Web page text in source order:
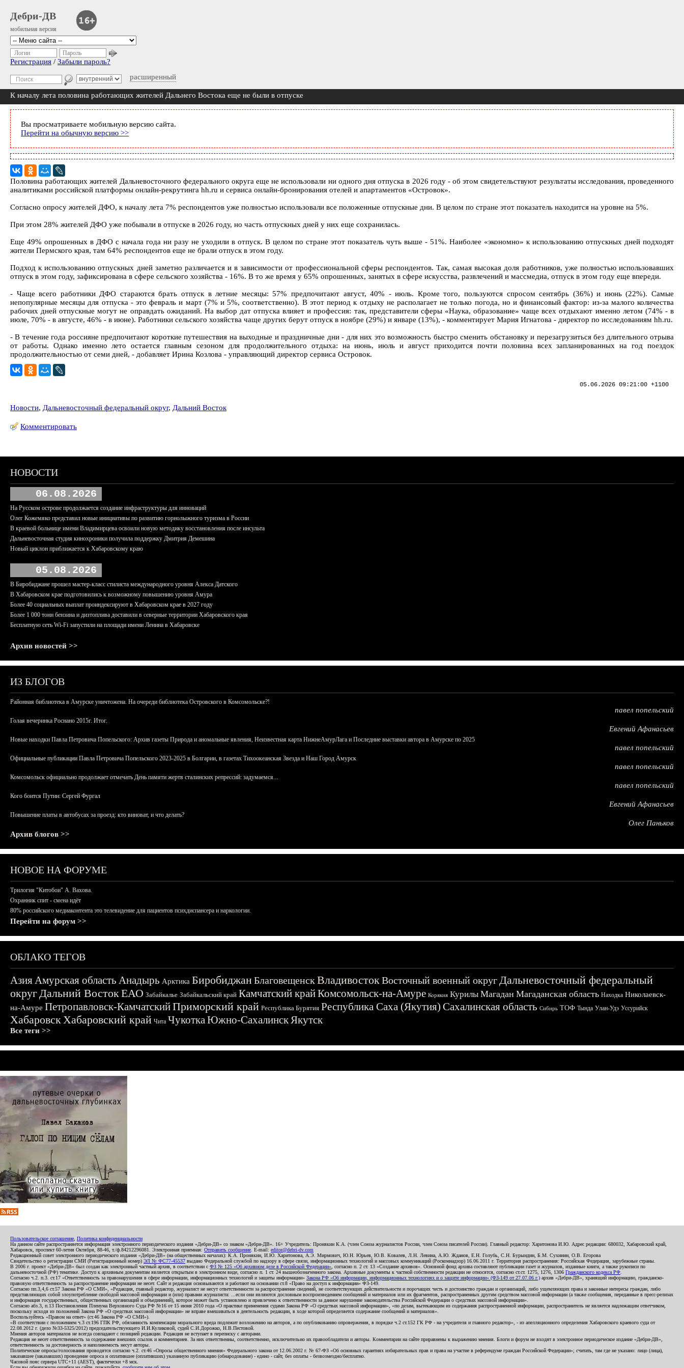
Дебри-ДВ
мобильная версия
расширенный
Логин Пароль
Регистрация / Забыли пароль?
К началу лета половина работающих жителей Дальнего Востока еще не были в отпуске
Вы просматриваете мобильную версию сайта.
Перейти на обычную версию >>
Половина работающих жителей Дальневосточного федерального округа еще не использовали ни одного дня отпуска в 2026 году - об этом свидетельствуют результаты исследования, проведенного
аналитиками российской платформы онлайн-рекрутинга hh.ru и сервиса онлайн-бронирования отелей и апартаментов «Островок».
Согласно опросу жителей ДФО, к началу лета 7% респондентов уже полностью использовали все положенные отпускные дни. В целом по стране этот показатель находится на уровне на 5%.
При этом 28% жителей ДФО уже побывали в отпуске в 2026 году, но часть отпускных дней у них еще сохранилась.
Еще 49% опрошенных в ДФО с начала года ни разу не уходили в отпуск. В целом по стране этот показатель чуть выше - 51%. Наиболее «экономно» к использованию отпускных дней подходят
жители Пермского края, там 64% респондентов еще не брали отпуск в этом году.
Подход к использованию отпускных дней заметно различается и в зависимости от профессиональной сферы респондентов. Так, самая высокая доля работников, уже полностью использовавших
отпуск в этом году, зафиксирована в сфере сельского хозяйства - 16%. В то же время у 65% опрошенных, занятых в сфере искусства, развлечений и массмедиа, отпуск в этом году еще впереди.
- Чаще всего работники ДФО стараются брать отпуск в летние месяцы: 57% предпочитают август, 40% - июль. Кроме того, пользуются спросом сентябрь (36%) и июнь (22%). Самые
непопулярные месяцы для отпуска - это февраль и март (7% и 5%, соответственно). В этот период к отдыху не располагает не только погода, но и финансовый фактор: из-за малого количества
рабочих дней отпускные могут не оправдать ожиданий. На выбор дат отпуска влияет и профессия: так, представители сферы «Наука, образование» чаще всех отдыхают именно летом (74% - в
июле, 70% - в августе, 46% - в июне). Работники сельского хозяйства чаще других берут отпуск в ноябре (29%) и январе (13%), - комментирует Мария Игнатова - директор по исследованиям hh.ru.
- В течение года россияне предпочитают короткие путешествия на выходные и праздничные дни - для них это возможность быстро сменить обстановку и перезагрузиться без длительного отрыва
от работы. Однако именно лето остается главным сезоном для продолжительного отдыха: на июнь, июль и август приходится почти половина всех запланированных на год поездок
продолжительностью от семи дней, - добавляет Ирина Козлова - управляющий директор сервиса Островок.
05.06.2026 09:21:00 +1100
Новости, Дальневосточный федеральный округ, Дальний Восток
Комментировать
НОВОСТИ
06.08.2026
На Русском острове продолжается создание инфраструктуры для инноваций
Олег Кожемяко представил новые инициативы по развитию горнолыжного туризма в России
В краевой больнице имени Владимирцева освоили новую методику восстановления после инсульта
Дальневосточная студия кинохроники получила поддержку Дмитрия Демешина
Новый циклон приближается к Хабаровскому краю
05.08.2026
В Биробиджане прошел мастер-класс стилиста международного уровня Алекса Датского
В Хабаровском крае подготовились к возможному повышению уровня Амура
Более 40 социальных выплат проиндексируют в Хабаровском крае в 2027 году
Более 1 000 тонн бензина и дизтоплива доставили в северные территории Хабаровского края
Бесплатную сеть Wi-Fi запустили на площади имени Ленина в Хабаровске
Архив новостей >>
ИЗ БЛОГОВ
Районная библиотека в Амурске уничтожена. На очереди библиотека Островского в Комсомольске?!
павел попельский
Голая вечеринка Роснано 2015г. Итог.
Евгений Афанасьев
Новые находки Павла Петровича Попельского: Архив газеты Природа и аномальные явления, Неизвестная карта НижнеАмурЛага и Последние выставки автора в Амурске по 2025
павел попельский
Официальные публикации Павла Петровича Попельского 2023-2025 в Болгарии, в газетах Тихоокеанская Звезда и Наш Город Амурск
павел попельский
Комсомольск официально продолжает отмечать День памяти жертв сталинских репрессий: задумаемся...
павел попельский
Кого боится Путин: Сергей Фургал
Евгений Афанасьев
Повышение платы в автобусах за проезд: кто виноват, и что делать?
Олег Паньков
Архив блогов >>
НОВОЕ НА ФОРУМЕ
Трилогия "Китобои" А. Вахова.
Охранник спит - смена идёт
80% российского медиаконтента это телевидение для пациентов психдиспансера и наркологии.
Перейти на форум >>
ОБЛАКО ТЕГОВ
АзияАмурская область Анадырь Арктика БиробиджанБлаговещенскВладивостокВосточный военный округДальневосточный федеральный
округДальний ВостокЕАО Забайкалье Забайкальский край Камчатский крайКомсомольск-на-Амуре Корякия Курилы Магадан Магаданская область Находка Николаевск-
на-Амуре Петропавловск-КамчатскийПриморский край Республика Бурятия Республика Саха (Якутия) Сахалинская область Сибирь ТОФ Тында Улан-Удэ Уссурийск
ХабаровскХабаровский край Чита ЧукоткаЮжно-СахалинскЯкутск
Все теги >>
Пользовательское соглашение Политика конфиденциальности
На данном сайте распространяется информация электронного периодического издания «Дебри-ДВ» со знаком «Дебри-ДВ». 16+ Учредитель: Пронякин К.А. (член Союза журналистов России, член Союза писателей России). Главный редактор: Харитонова И.Ю. Адрес редакции: 680032, Хабаровский край,
Хабаровск, проспект 60-летия Октября, 88-46, т./ф.84212296081. Электронная приемная: Отправить сообщение . E-mail: editor@debri-dv.com
Редакционный совет электронного периодического издания «Дебри-ДВ» (на общественных началах): К.А. Пронякин, И.Ю. Харитонова, А.Э. Мирмович, Ю.Н. Юрьев, Ю.В. Ковалев, Л.Н. Левина, А.Ю. Жданов, Е.Н. Голубь, С.Н. Бурындин, Б.М. Сухинин, О.В. Егорова
Свидетельство о регистрации СМИ (Регистрационный номер) ЭЛ № ФС77-45537 выдано Федеральной службой по надзору в сфере связи, информационных технологий и массовых коммуникаций (Роскомнадзор) 16.06.2011 г. Территория распространения: Российская Федерация, зарубежные страны.
В 2006 г. проект «Дебри-ДВ» был создан как электронный частный архив, в соответствии с ФЗ № 125 «Об архивном деле в Российской Федерации» , согласно п. 2 ст. 13 «Создание архивов». Основной фонд архива составляют публикации газет и журналов, изданные книги, а также рукописи по
дальневосточной (РФ) тематике. Доступ к архивным документам является открытым в электронном виде, согласно п. 1 ст. 24 вышеобозначенного закона. Архивные документы к частной собственности редакции не относятся, согласно ст.ст. 1275, 1276, 1306 Гражданского кодекса РФ
Согласно ч.2. п.3. ст.17 «Ответственность за правонарушения в сфере информации, информационных технологий и защиты информации» Закона РФ «Об информации, информационных технологиях и о защите информации» (ФЗ-149 от 27.07.06 г.) архив «Дебри-ДВ», хранящий информацию, гражданско-
правовую ответственность за распространение информации не несет. Сайт и редакция основываются и работают на основании ст.8 «Право на доступ к информации» ФЗ-149.
Согласно пп.3,4,6 ст.57 Закона РФ «О СМИ», «Редакция, главный редактор, журналист не несут ответственности за распространение сведений, не соответствующих действительности и порочащих честь и достоинство граждан и организаций, либо ущемляющих права и законные интересы граждан, либо
представляющих собой злоупотребление свободой массовой информации и (или) правами журналиста: ...если они являются дословным воспроизведением сообщений и материалов или их фрагментов, распространенных другим средством массовой информации (а также сообщения, переданные в пресс-релизах
и информация государственных, общественных организаций и объединений), которое может быть установлено и привлечено к ответственности за данное нарушение законодательства Российской Федерации о средствах массовой информации».
Согласно абз.3, п.13 Постановления Пленума Верховного Суда РФ №16 от 15 июня 2010 года «О практике применения судами Закона РФ «О средствах массовой информации», «по делам, вытекающим из содержания распространенной информации, распространитель не является надлежащим ответчиком,
поскольку исходя из положений Закона РФ «О средствах массовой информации» не вправе вмешиваться в деятельность редакции, в ходе которой определяется содержание сообщений и материалов».
Воспользуйтесь «Правом на ответ» (ст.46 Закона РФ «О СМИ»).
«В соответствии с положением ч.3 ст.196 ГПК РФ, обязанность компенсации морального вреда подлежит возложению на авторов, а по опубликованию опровержения, в порядке ч.2 ст.152 ГК РФ - на учредителя и главного редактор», - из апелляционного определения Хабаровского краевого суда от
22.08.2012 г. (дело №33-5325/2012) председательствующего И.И.Куликовой, судей С.И.Дорожко, Н.В.Пестовой.
Мнения авторов материалов не всегда совпадают с позицией редакции. Редакция не вступает в переписку с авторами.
Редакция не несет ответственность за содержание внешних ссылок и комментариев. За них ответственны, соответственно, исключительно их правообладатели и авторы. Комментарии на сайте приравнены к выражению мнения. Блоги и форум не входят в электронное периодическое издание «Дебри-ДВ»,
ответственность за достоверность и наполняемость несут авторы.
Политические опросы/голосования проводятся согласно ч.2. ст.46 «Опросы общественного мнения» Федерального закона от 12.06.2002 г. № 67-ФЗ «Об основных гарантиях избирательных прав и права на участие в референдуме граждан Российской Федерации»; считать, там где не указано: лицо (лица),
заказавшее (заказавших) проведение опроса и оплатившее (оплативших) указанную публикацию (обнародование) - едино - сайт, без оплаты - безвозмездно/бесплатно.
Часовой пояс сервера UTC+11 (AEST), фактически +8 мск.